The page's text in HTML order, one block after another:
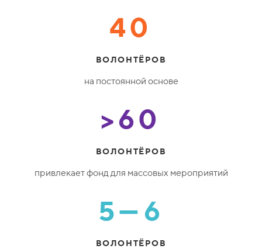
40
ВОЛОНТЁРОВ
на постоянной основе
>60
ВОЛОНТЁРОВ
привлекает фонд для массовых мероприятий
5—6
ВОЛОНТЁРОВ